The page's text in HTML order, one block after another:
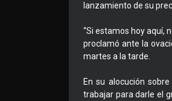
lanzamiento de su
“Si estamos hoy aquí,
proclamó ante la
martes a la tarde.
En su alocución
trabajar para darle el